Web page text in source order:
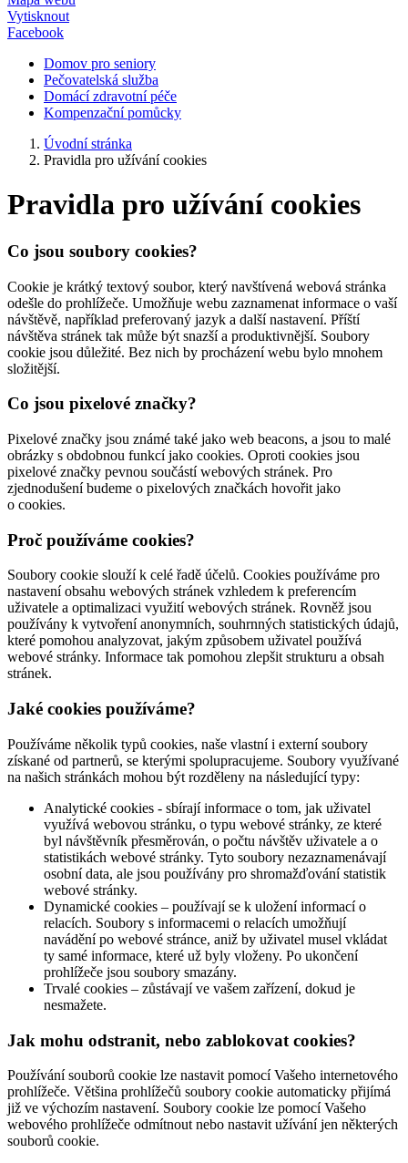
Vytisknout
Facebook
Domov pro seniory
Pečovatelská služba
Domácí zdravotní péče
Kompenzační pomůcky
Úvodní stránka
Pravidla pro užívání cookies
Pravidla pro užívání cookies
Co jsou soubory cookies?
Cookie je krátký textový soubor, který navštívená webová stránka
odešle do prohlížeče. Umožňuje webu zaznamenat informace o vaší
návštěvě, například preferovaný jazyk a další nastavení. Příští
návštěva stránek tak může být snazší a produktivnější. Soubory
cookie jsou důležité. Bez nich by procházení webu bylo mnohem
složitější.
Co jsou pixelové značky?
Pixelové značky jsou známé také jako web beacons, a jsou to malé
obrázky s obdobnou funkcí jako cookies. Oproti cookies jsou
pixelové značky pevnou součástí webových stránek. Pro
zjednodušení budeme o pixelových značkách hovořit jako
o cookies.
Proč používáme cookies?
Soubory cookie slouží k celé řadě účelů. Cookies používáme pro
nastavení obsahu webových stránek vzhledem k preferencím
uživatele a optimalizaci využití webových stránek. Rovněž jsou
používány k vytvoření anonymních, souhrnných statistických údajů,
které pomohou analyzovat, jakým způsobem uživatel používá
webové stránky. Informace tak pomohou zlepšit strukturu a obsah
stránek.
Jaké cookies používáme?
Používáme několik typů cookies, naše vlastní i externí soubory
získané od partnerů, se kterými spolupracujeme. Soubory využívané
na našich stránkách mohou být rozděleny na následující typy:
Analytické cookies - sbírají informace o tom, jak uživatel
využívá webovou stránku, o typu webové stránky, ze které
byl návštěvník přesměrován, o počtu návštěv uživatele a o
statistikách webové stránky. Tyto soubory nezaznamenávají
osobní data, ale jsou používány pro shromažďování statistik
webové stránky.
Dynamické cookies – používají se k uložení informací o
relacích. Soubory s informacemi o relacích umožňují
navádění po webové stránce, aniž by uživatel musel vkládat
ty samé informace, které už byly vloženy. Po ukončení
prohlížeče jsou soubory smazány.
Trvalé cookies – zůstávají ve vašem zařízení, dokud je
nesmažete.
Jak mohu odstranit, nebo zablokovat cookies?
Používání souborů cookie lze nastavit pomocí Vašeho internetového
prohlížeče. Většina prohlížečů soubory cookie automaticky přijímá
již ve výchozím nastavení. Soubory cookie lze pomocí Vašeho
webového prohlížeče odmítnout nebo nastavit užívání jen některých
souborů cookie.